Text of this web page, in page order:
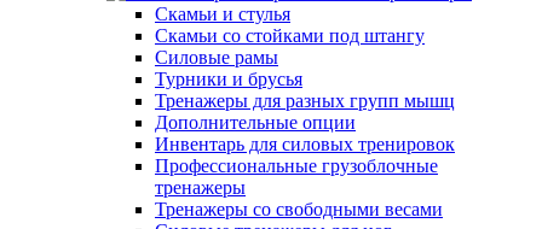
Скамьи и стулья
Скамьи со стойками под штангу
Силовые рамы
Турники и брусья
Тренажеры для разных групп мышц
Дополнительные опции
Инвентарь для силовых тренировок
Профессиональные грузоблочные
тренажеры
Тренажеры со свободными весами